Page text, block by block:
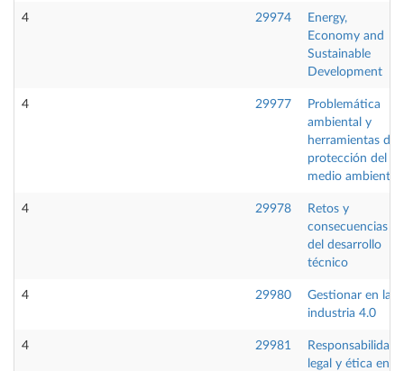
4 29974
Energy,
Economy and
Sustainable
Development
4 29977
Problemática
ambiental y
herramientas de
protección del
medio ambiente
4 29978
Retos y
consecuencias
del desarrollo
técnico
4 29980
Gestionar en la
industria 4.0
4 29981
Responsabilidad
legal y ética en